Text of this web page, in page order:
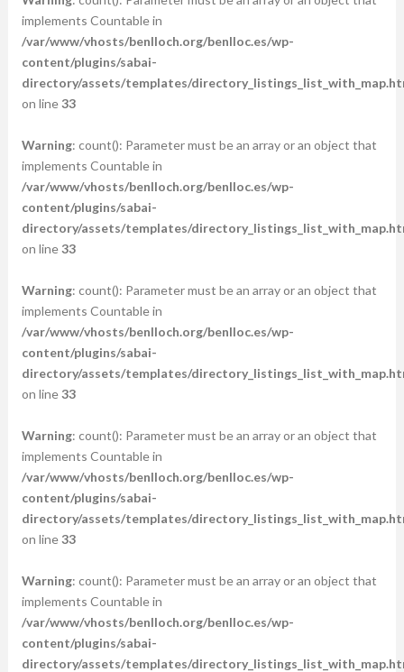
implements Countable in
/var/www/vhosts/benlloch.org/benlloc.es/wp-
content/plugins/sabai-
directory/assets/templates/
on line33
Warning: count(): Parameter must be an array or an object that
implements Countable in
/var/www/vhosts/benlloch.org/benlloc.es/wp-
content/plugins/sabai-
directory/assets/templates/
on line33
Warning: count(): Parameter must be an array or an object that
implements Countable in
/var/www/vhosts/benlloch.org/benlloc.es/wp-
content/plugins/sabai-
directory/assets/templates/
on line33
Warning: count(): Parameter must be an array or an object that
implements Countable in
/var/www/vhosts/benlloch.org/benlloc.es/wp-
content/plugins/sabai-
directory/assets/templates/
on line33
Warning: count(): Parameter must be an array or an object that
implements Countable in
/var/www/vhosts/benlloch.org/benlloc.es/wp-
content/plugins/sabai-
directory/assets/templates/